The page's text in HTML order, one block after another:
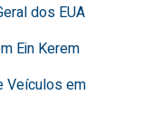
dos EUA
Ein Kerem
Veículos em